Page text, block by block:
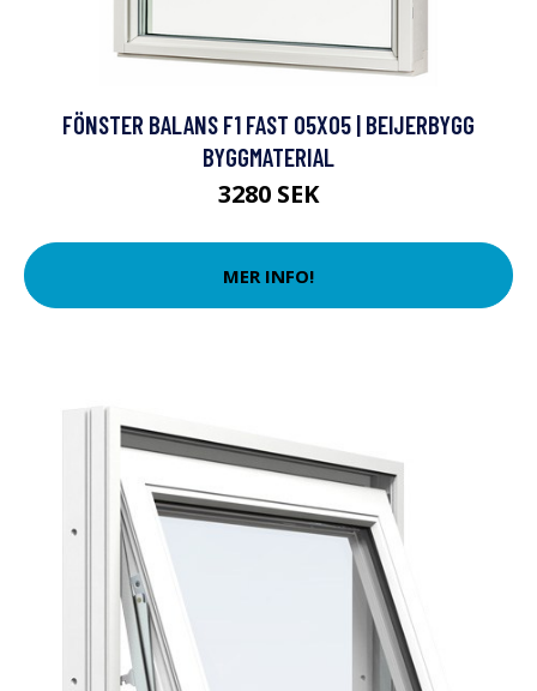
FÖNSTER BALANS F1 FAST 05X05 | BEIJERBYGG
BYGGMATERIAL
3280 SEK
MER INFO!